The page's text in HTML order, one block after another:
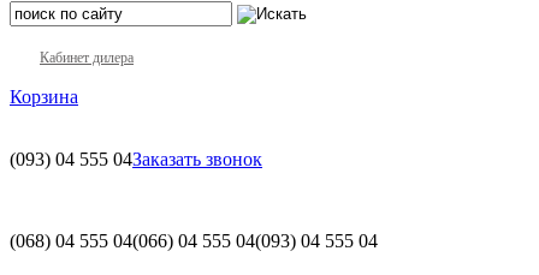
Кабинет дилера
Корзина
(093) 04 555 04Заказать звонок
(068) 04 555 04(066) 04 555 04(093) 04 555 04